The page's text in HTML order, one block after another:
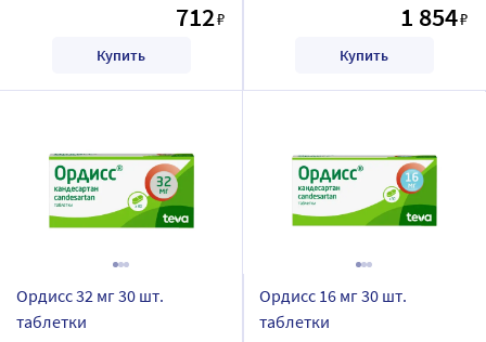
712₽
Купить
1 854₽
Купить
Ордисс 32 мг 30 шт.
таблетки
Ордисс 16 мг 30 шт.
таблетки